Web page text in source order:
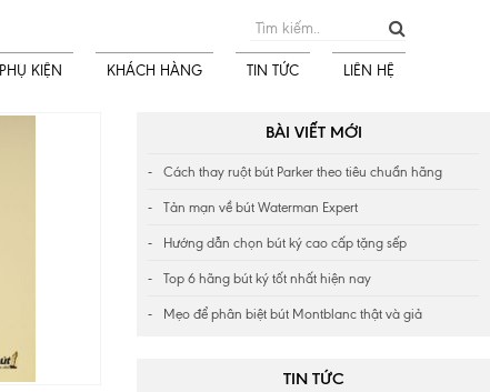
PHỤ KIỆN KHÁCH HÀNG TIN TỨC LIÊN HỆ
BÀI VIẾT MỚI
Cách thay ruột bút Parker theo tiêu chuẩn hãng
Tản mạn về bút Waterman Expert
Hướng dẫn chọn bút ký cao cấp tặng sếp
Top 6 hãng bút ký tốt nhất hiện nay
Mẹo để phân biệt bút Montblanc thật và giả
TIN TỨC